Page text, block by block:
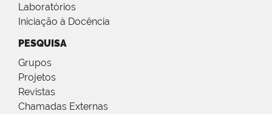
Laboratórios
Iniciação à Docência
PESQUISA
Grupos
Projetos
Revistas
Chamadas Externas